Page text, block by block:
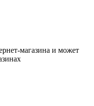
магазина и может